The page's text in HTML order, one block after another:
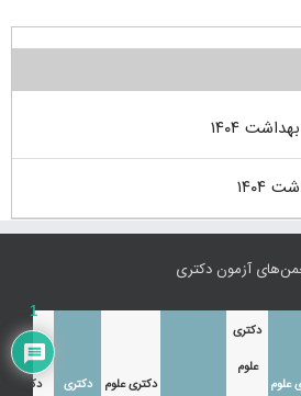
۱۴۰۴
آزمون دکتری
علوم
دکتری
علوم
دکتری علوم دکتری دکتری
1